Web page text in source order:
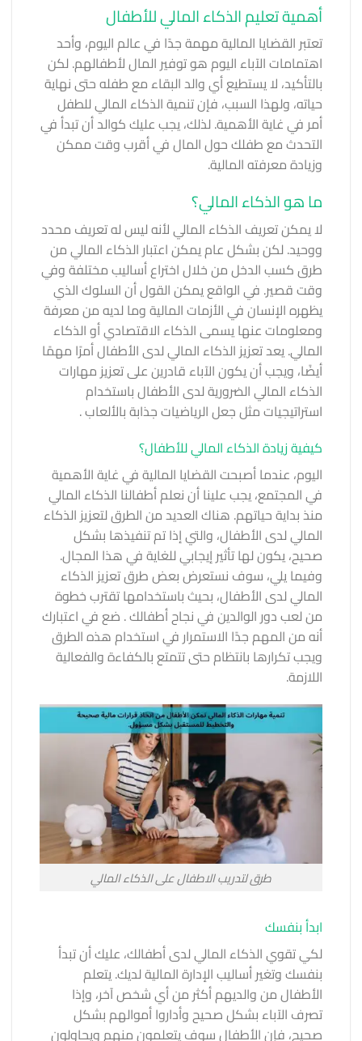
أهمية تعليم الذكاء المالي للأطفال
تعتبر القضايا المالية مهمة جدًا في عالم اليوم، وأحد
اهتمامات الآباء اليوم هو توفير المال لأطفالهم. لكن
بالتأكيد، لا يستطيع أي والد البقاء مع طفله حتى نهاية
حياته، ولهذا السبب، فإن تنمية الذكاء المالي للطفل
أمر في غاية الأهمية. لذلك، يجب عليك كوالد أن تبدأ في
التحدث مع طفلك حول المالفي أقرب وقت ممكن
وزيادة معرفته المالية.
ما هو الذكاء المالي؟
لا يمكن تعريف الذكاء المالي لأنه ليس له تعريف محدد
ووحيد. لكن بشكل عام يمكن اعتبار الذكاء المالي من
طرق كسب الدخل من خلال اختراع أساليب مختلفة وفي
وقت قصير. في الواقع يمكن القول أن السلوك الذي
يظهره الإنسان في الأزمات المالية وما لديه من معرفة
ومعلومات عنها يسمى الذكاء الاقتصادي أو الذكاء
المالي. يعد تعزيز الذكاء المالي لدى الأطفال أمرًا مهمًا
أيضًا، ويجب أن يكون الآباء قادرين على تعزيز مهارات
الذكاء المالي الضرورية لدى الأطفال باستخدام
استراتيجيات مثلجعل الرياضيات جذابة بالألعاب .
كيفية زيادة الذكاء المالي للأطفال؟
اليوم، عندما أصبحت القضايا المالية في غاية الأهمية
في المجتمع، يجب علينا أن نعلم أطفالنا الذكاء المالي
منذ بداية حياتهم. هناك العديد من الطرق لتعزيز الذكاء
المالي لدى الأطفال، والتي إذا تم تنفيذها بشكل
صحيح، يكون لها تأثير إيجابي للغاية في هذا المجال.
وفيما يلي، سوف نستعرض بعض طرق تعزيز الذكاء
المالي لدى الأطفال، بحيث باستخدامها تقترب خطوة
من لعبدور الوالدين في نجاح أطفالك. ضع في اعتبارك
أنه من المهم جدًا الاستمرار في استخدام هذه الطرق
ويجب تكرارها بانتظام حتى تتمتع بالكفاءة والفعالية
اللازمة.
طرق لتدريب الاطفال على الذكاء المالي
ابدأ بنفسك
لكي تقوي الذكاء المالي لدى أطفالك، عليك أن تبدأ
بنفسك وتغير أساليب الإدارة المالية لديك. يتعلم
الأطفال من والديهم أكثر من أي شخص آخر، وإذا
تصرف الآباء بشكل صحيح وأداروا أموالهم بشكل
صحيح، فإن الأطفال سوف يتعلمون منهم ويحاولون